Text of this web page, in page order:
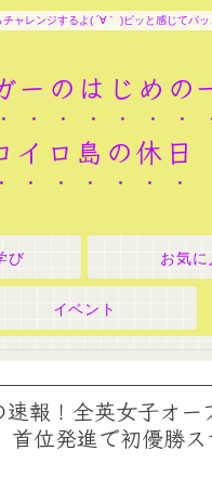
ャレンジするよ( ´∀｀ )ピッと感じてパ
ーのはじめの
イロ島の休日
び お気に
イベント
報！全英女子オー
首位発進で初優勝ス